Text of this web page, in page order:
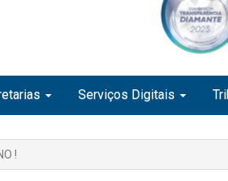
Serviços Digitais
!